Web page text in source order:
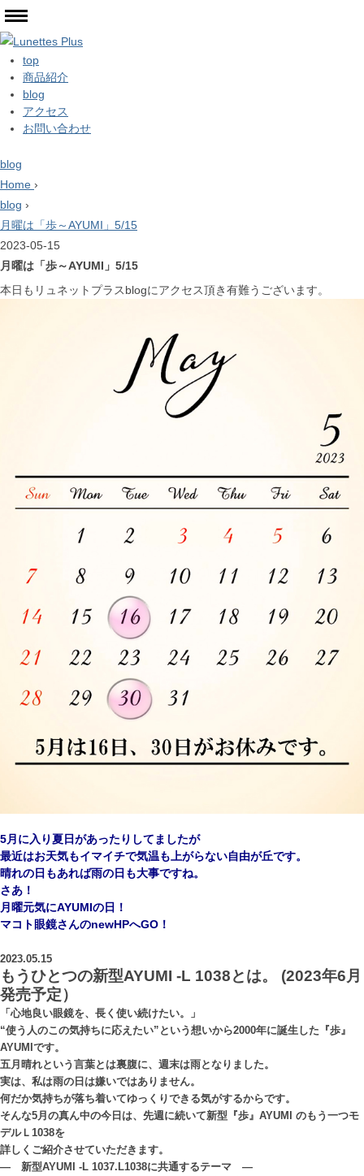
top
商品紹介
blog
アクセス
お問い合わせ
blog
Home ›
blog ›
月曜は「歩～AYUMI」5/15
2023-05-15
月曜は「歩～AYUMI」5/15
本日もリュネットプラスblogにアクセス頂き有難うございます。
5月に入り夏日があったりしてましたが
最近はお天気もイマイチで気温も上がらない自由が丘です。
晴れの日もあれば雨の日も大事ですね。
さあ！
月曜元気にAYUMIの日！
マコト眼鏡さんのnewHPへGO！
2023.05.15
もうひとつの新型AYUMI -L 1038とは。 (2023年6月
発売予定）
「心地良い眼鏡を、長く使い続けたい。」
“使う人のこの気持ちに応えたい”という想いから2000年に誕生した『歩』
AYUMIです。
五月晴れという言葉とは裏腹に、週末は雨となりました。
実は、私は雨の日は嫌いではありません。
何だか気持ちが落ち着いてゆっくりできる気がするからです。
そんな5月の真ん中の今日は、先週に続いて新型『歩』AYUMI のもう一つモ
デルＬ1038を
詳しくご紹介させていただきます。
― 新型AYUMI -L 1037.L1038に共通するテーマ ―